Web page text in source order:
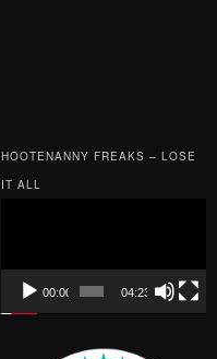
HOOTENANNY FREAKS – LOSE
IT ALL
00:00 04:23